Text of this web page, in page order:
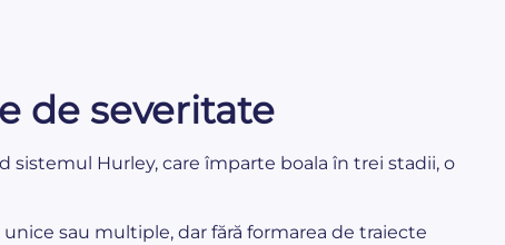
de severitate
Hurley, care împarte boala în trei stadii, o
sau multiple, dar fără formarea de traiecte